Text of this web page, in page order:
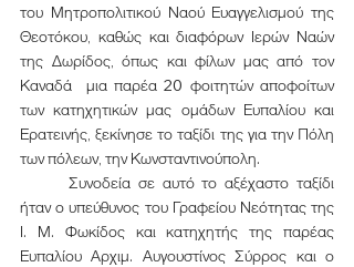
του Μητροπολιτικού Ναού Ευαγγελισμού της
Θεοτόκου, καθώς και διαφόρων Ιερών Ναών
της Δωρίδος, όπως και φίλων μας από τον
Καναδά  μια παρέα 20 φοιτητών αποφοίτων
των κατηχητικών μας ομάδων Ευπαλίου και
Ερατεινής, ξεκίνησε το ταξίδι της για την Πόλη
των πόλεων, την Κωνσταντινούπολη.
ήταν ο υπεύθυνος του Γραφείου Νεότητας της
Ι. Μ. Φωκίδος και κατηχητής της παρέας
Ευπαλίου Αρχιμ. Αυγουστίνος Σύρρος και ο